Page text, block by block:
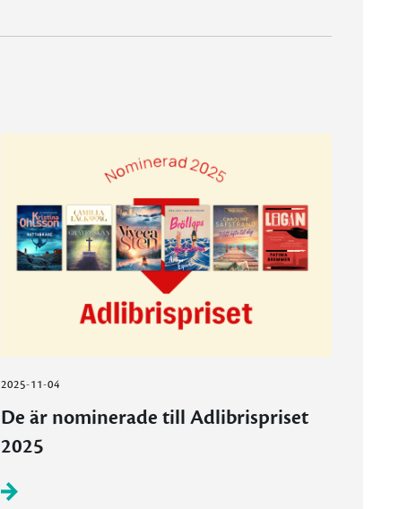
2025-11-04
De är nominerade till Adlibrispriset
2025